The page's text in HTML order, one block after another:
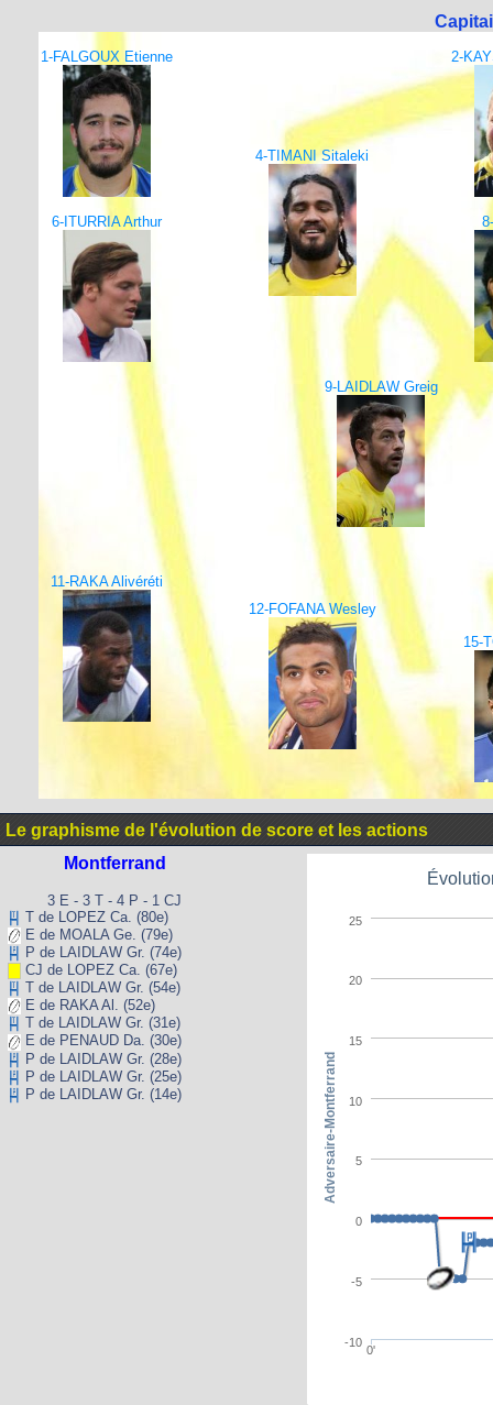
1-FALGOUX Etienne 2-
4-TIMANI Sitaleki
6-ITURRIA Arthur
9-LAIDLAW Greig
11-RAKA Alivéréti
12-FOFANA Wesley
15-
Le graphisme de l'évolution de score et les actions
Montferrand
3 E - 3 T - 4 P - 1 CJ
T de LOPEZ Ca. (80e)
E de MOALA Ge. (79e)
P de LAIDLAW Gr. (74e)
CJ de LOPEZ Ca. (67e)
T de LAIDLAW Gr. (54e)
E de RAKA Al. (52e)
T de LAIDLAW Gr. (31e)
E de PENAUD Da. (30e)
P de LAIDLAW Gr. (28e)
P de LAIDLAW Gr. (25e)
P de LAIDLAW Gr. (14e)
0'
-10
-5
0
5
10
15
20
25
Adversaire-Montferrand